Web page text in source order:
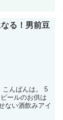
る！男前豆
こんばんは。 5
ールのお供は
ない酒飲みアイ